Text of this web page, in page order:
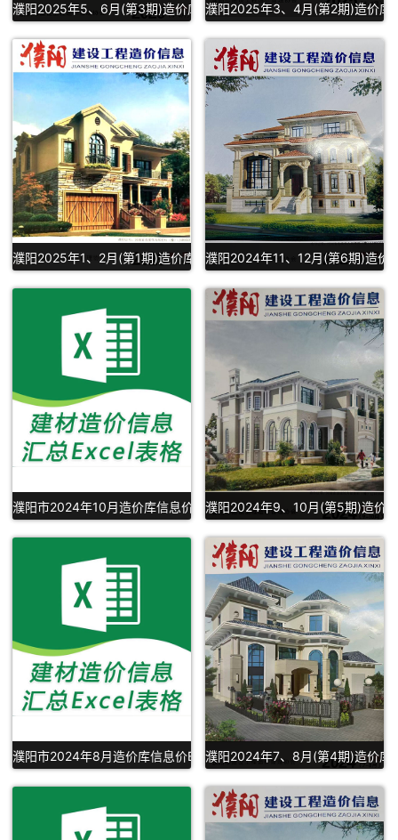
濮阳2025年5、6月(第3期)造价库信息价PDF扫描件下载
濮阳2025年3、4月(第2期)造价库
濮阳2025年1、2月(第1期)造价库信息价PDF扫描件下载
濮阳2024年11、12月(第6期)造价
濮阳市2024年10月造价库信息价Excel下载濮阳2024年9、10月(第5期)造价
濮阳市2024年8月造价库信息价Excel表格下载濮阳2024年7、8月(第4期)造价库